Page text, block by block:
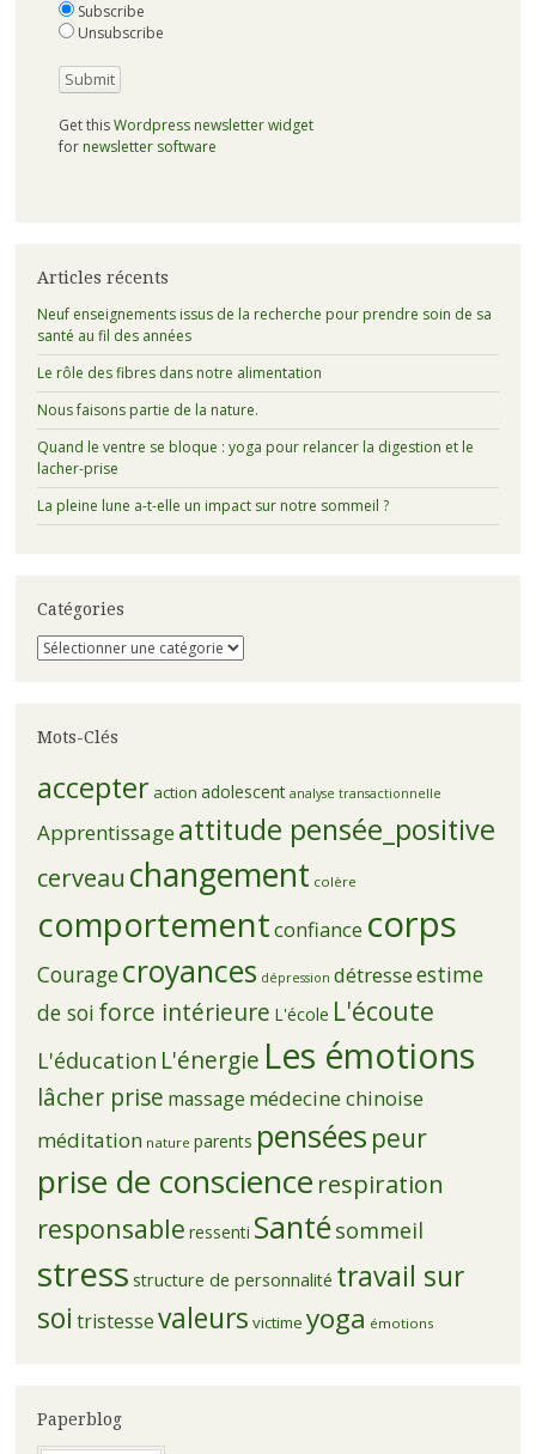
Subscribe
Unsubscribe
Get thisWordpress newsletter widget
for newsletter software
Articles récents
Neuf enseignements issus de la recherche pour prendre soin de sa
santé au fil des années
Le rôle des fibres dans notre alimentation
Nous faisons partie de la nature.
Quand le ventre se bloque : yoga pour relancer la digestion et le
lacher-prise
La pleine lune a-t-elle un impact sur notre sommeil ?
Catégories
Catégories
Mots-Clés
accepter action adolescent analyse transactionnelle
Apprentissage attitude pensée_positive
cerveau changement colère
comportementconfiance corps
Couragecroyances dépression détresseestime
de soi force intérieure L'école L'écoute
L'éducation L'énergie Les émotions
lâcher prise massage médecine chinoise
méditation nature parents pensées peur
prise de conscience respiration
responsable ressenti Santésommeil
stress structure de personnalité travail sur
soi tristessevaleurs victime yoga émotions
Paperblog